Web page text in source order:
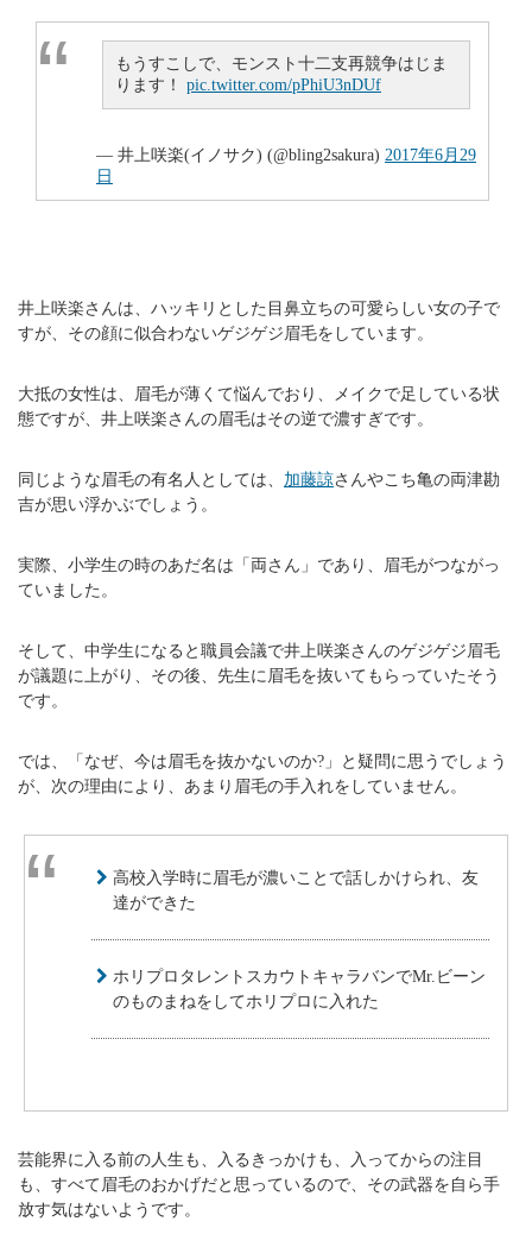
もうすこしで、モンスト十二支再競争はじま
ります！ pic.twitter.com/pPhiU3nDUf
— 井上咲楽(イノサク) (@bling2sakura) 2017年6月29
日
井上咲楽さんは、ハッキリとした目鼻立ちの可愛らしい女の子で
すが、その顔に似合わないゲジゲジ眉毛をしています。
大抵の女性は、眉毛が薄くて悩んでおり、メイクで足している状
態ですが、井上咲楽さんの眉毛はその逆で濃すぎです。
同じような眉毛の有名人としては、 加藤諒さんやこち亀の両津勘
吉が思い浮かぶでしょう。
実際、小学生の時のあだ名は「両さん」であり、眉毛がつながっ
ていました。
そして、中学生になると職員会議で井上咲楽さんのゲジゲジ眉毛
が議題に上がり、その後、先生に眉毛を抜いてもらっていたそう
です。
では、「なぜ、今は眉毛を抜かないのか?」と疑問に思うでしょう
が、次の理由により、あまり眉毛の手入れをしていません。
高校入学時に眉毛が濃いことで話しかけられ、友
達ができた
ホリプロタレントスカウトキャラバンでMr.ビーン
のものまねをしてホリプロに入れた
芸能界に入る前の人生も、入るきっかけも、入ってからの注目
も、すべて眉毛のおかげだと思っているので、その武器を自ら手
放す気はないようです。